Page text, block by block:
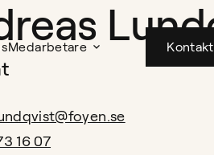
Medarbetare
16 07